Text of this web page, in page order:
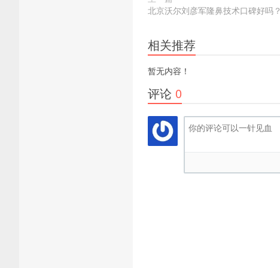
北京沃尔刘彦军隆鼻技术口碑好吗？
相关推荐
暂无内容！
评论 0